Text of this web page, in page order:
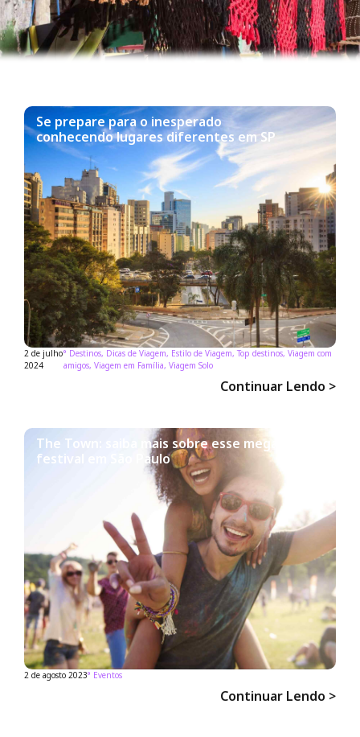
Se prepare para o inesperado
conhecendo lugares diferentes em SP
2 de julho
2024
° Destinos, Dicas de Viagem, Estilo de Viagem, Top destinos, Viagem com
amigos, Viagem em Família, Viagem Solo
Continuar Lendo >
The Town: saiba mais sobre esse mega
festival em São Paulo
2 de agosto 2023° Eventos
Continuar Lendo >